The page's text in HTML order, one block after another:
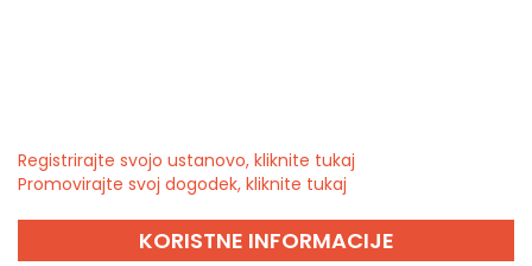
Registrirajte svojo ustanovo, kliknite tukaj
Promovirajte svoj dogodek, kliknite tukaj
KORISTNE INFORMACIJE